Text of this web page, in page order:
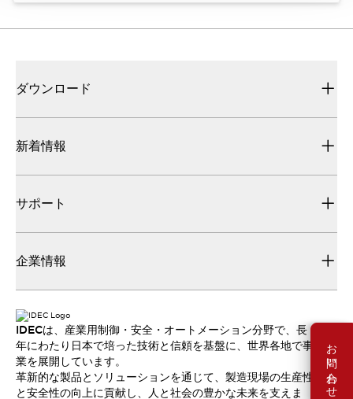
お問い合わせ
ダウンロード
新着情報
サポート
企業情報
IDECは、産業用制御・安全・オートメーション分野で、長
年にわたり日本で培った技術と信頼を基盤に、世界各地で事
業を展開しています。
革新的な製品とソリューションを通じて、製造現場の生産性
と安全性の向上に貢献し、人と社会の豊かな未来を支えま